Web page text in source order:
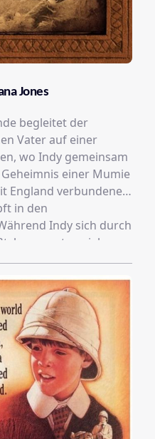
Jones
begleitet der
Vater auf einer
wo Indy gemeinsam
einer Mumie
England verbundene
in den
Indy sich durch
begegnet er vielen